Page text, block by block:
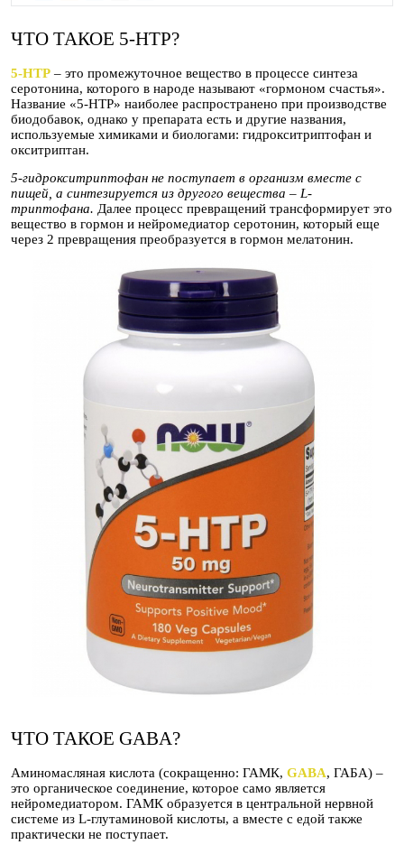
ЧТО ТАКОЕ 5-HTP?
5-HTP – это промежуточное вещество в процессе синтеза
серотонина, которого в народе называют «гормоном счастья».
Название «5-HTP» наиболее распространено при производстве
биодобавок, однако у препарата есть и другие названия,
используемые химиками и биологами: гидрокситриптофан и
окситриптан.
5-гидрокситриптофан не поступает в организм вместе с
пищей, а синтезируется из другого вещества – L-
триптофана. Далее процесс превращений трансформирует это
вещество в гормон и нейромедиатор серотонин, который еще
через 2 превращения преобразуется в гормон мелатонин.
ЧТО ТАКОЕ GABA?
Аминомасляная кислота (сокращенно: ГАМК, GABA, ГАБА) –
это органическое соединение, которое само является
нейромедиатором. ГАМК образуется в центральной нервной
системе из L-глутаминовой кислоты, а вместе с едой также
практически не поступает.